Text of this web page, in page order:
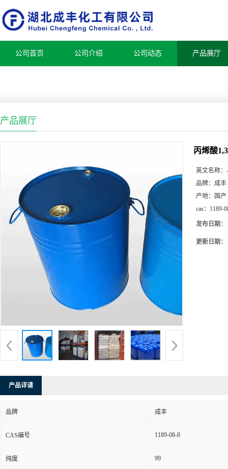
公司首页 公司介绍 公司动态 产品展厅
产品展厅
丙烯酸
英文名称： -
品牌： 成丰
产地：
国产
cas： 1189-
发布日期：
更新日期：
产品详请
品牌 成丰
CAS编号 1189-08-8
纯度 99